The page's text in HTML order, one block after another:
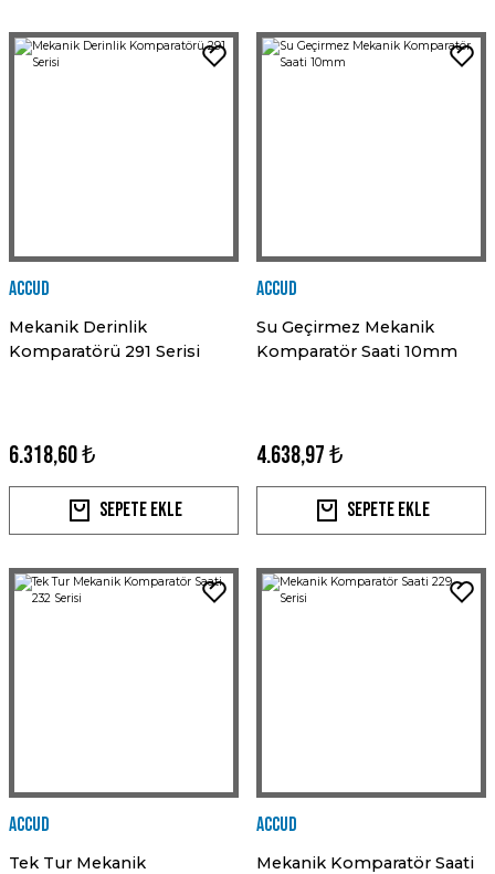
Accud
Mekanik Derinlik
Komparatörü 291 Serisi
6.318,60 ₺
Sepete Ekle
Accud
Su Geçirmez Mekanik
Komparatör Saati 10mm
4.638,97 ₺
Sepete Ekle
Accud
Tek Tur Mekanik
Accud
Mekanik Komparatör Saati